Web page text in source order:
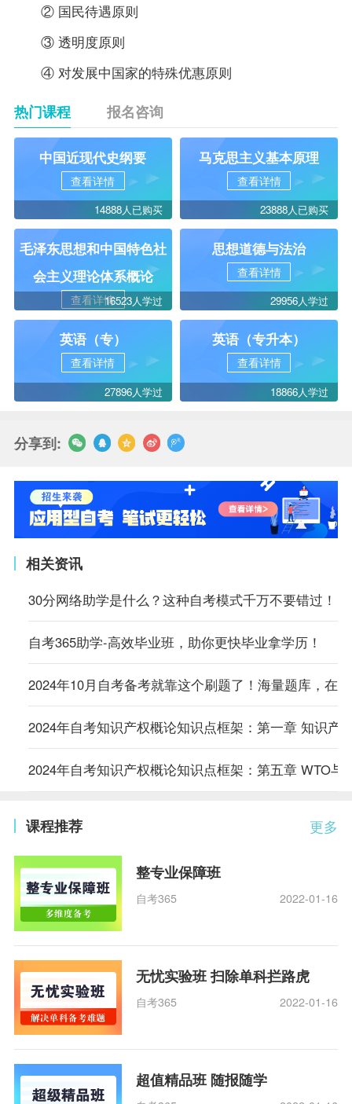
② 国民待遇原则
③ 透明度原则
④ 对发展中国家的特殊优惠原则
热门课程 报名咨询
中国近现代史纲要
查看详情
14888人已购买
马克思主义基本原理
查看详情
23888人已购买
毛泽东思想和中国特色社
会主义理论体系概论
查看详情16523人学过
思想道德与法治
查看详情
29956人学过
英语（专）
查看详情
27896人学过
英语（专升本）
查看详情
18866人学过
分享到:
相关资讯
30分网络助学是什么？这种自考模式千万不要错过！
自考365助学-高效毕业班，助你更快毕业拿学历！
2024年10月自考备考就靠这个刷题了！海量题库，在
2024年自考知识产权概论知识点框架：第一章 知识产
2024年自考知识产权概论知识点框架：第五章 WTO与
更多
课程推荐
整专业保障班
自考365 2022-01-16
无忧实验班 扫除单科拦路虎
自考365 2022-01-16
超值精品班 随报随学